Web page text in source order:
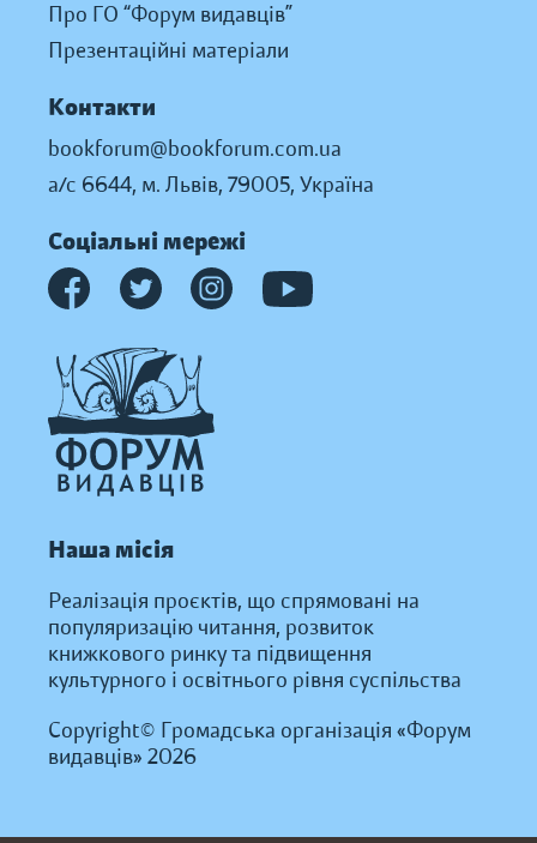
Про ГО “Форум видавців”
Презентаційні матеріали
Контакти
bookforum@bookforum.com.ua
а/с 6644, м. Львів, 79005, Україна
Соціальні мережі
Наша місія
Реалізація проєктів, що спрямовані на
популяризацію читання, розвиток
книжкового ринку та підвищення
культурного і освітнього рівня суспільства
Copyright© Громадська організація «Форум
видавців» 2026